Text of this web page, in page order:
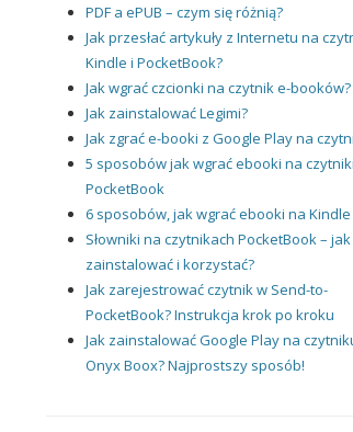
PDF a ePUB – czym się różnią?
Jak przesłać artykuły z Internetu na
Kindle i PocketBook?
Jak wgrać czcionki na czytnik e-booków?
Jak zainstalować Legimi?
Jak zgrać e-booki z Google Play na
5 sposobów jak wgrać ebooki na czytniki
PocketBook
6 sposobów, jak wgrać ebooki na Kindle
Słowniki na czytnikach PocketBook – jak
zainstalować i korzystać?
Jak zarejestrować czytnik w Send-to-
PocketBook? Instrukcja krok po kroku
Jak zainstalować Google Play na
Onyx Boox? Najprostszy sposób!